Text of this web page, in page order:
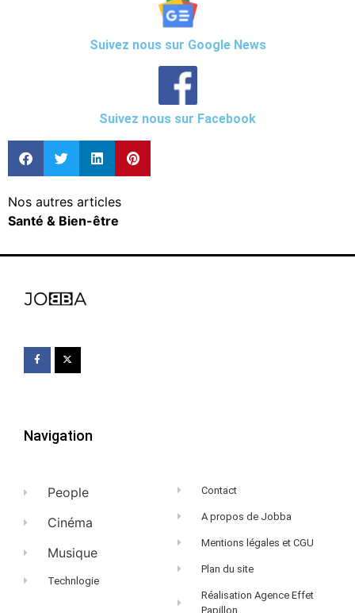
Suivez nous sur Google News
Suivez nous sur Facebook
Nos autres articles
Santé & Bien-être
Navigation
People
Cinéma
Musique
Technlogie
Contact
A propos de Jobba
Mentions légales et CGU
Plan du site
Réalisation Agence Effet
Papillon